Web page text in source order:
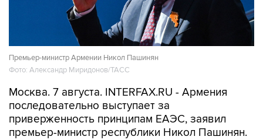
Премьер-министр Армении Никол Пашинян
Фото: Александр Миридонов/ТАСС
Москва. 7 августа. INTERFAX.RU - Армения
последовательно выступает за
приверженность принципам ЕАЭС, заявил
премьер-министр республики Никол Пашинян.